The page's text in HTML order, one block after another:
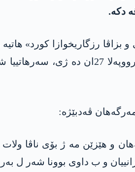
رزگاریخوازا كورد»
و هێزێن مه‌ ژ بۆی ناڤا
و ب داوی بوونا شه‌ر ل